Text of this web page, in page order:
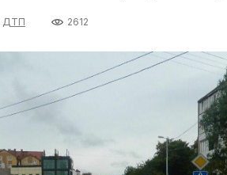
ДТП 2612